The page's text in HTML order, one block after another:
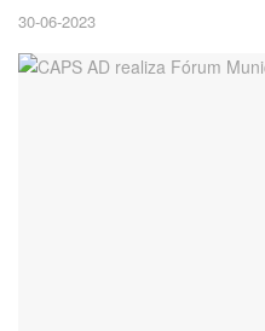
30-06-2023